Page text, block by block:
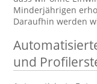
Minderjährigen
Daraufhin werden
und